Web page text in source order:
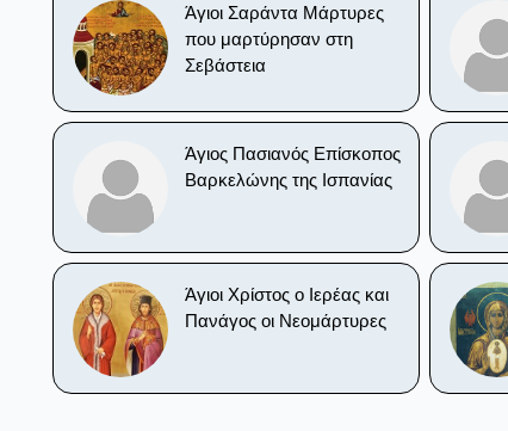
Άγιοι Σαράντα Μάρτυρες
που μαρτύρησαν στη
Σεβάστεια
Άγιος Πασιανός Επίσκοπος
Βαρκελώνης της Ισπανίας
Άγιοι Χρίστος ο Ιερέας και
Πανάγος οι Νεομάρτυρες